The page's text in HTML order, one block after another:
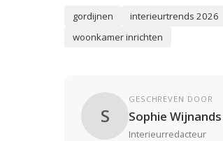
gordijnen interieurtrends 2026
woonkamer inrichten
S
GESCHREVEN DOOR
Sophie Wijnands
Interieurredacteur